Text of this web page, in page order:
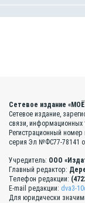
Сетевое издание
Сетевое издание,
связи, информационных
Регистрационный
серия Эл №ФС77-78141
Учредитель: ООО
Главный редактор:
Телефон редакции:
E-mail редакции: dva3-
Для юридически